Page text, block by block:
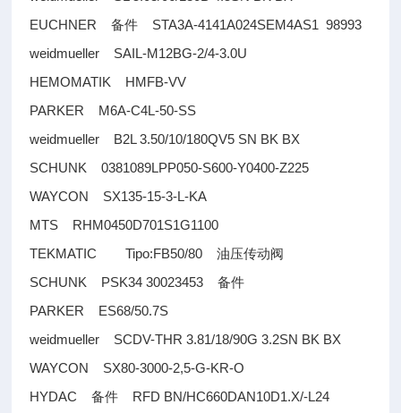
EUCHNER备件 STA3A-4141A024SEM4AS1 98993
weidmueller SAIL-M12BG-2/4-3.0U
HEMOMATIK HMFB-VV
PARKER M6A-C4L-50-SS
weidmueller B2L 3.50/10/180QV5 SN BK BX
SCHUNK 0381089LPP050-S600-Y0400-Z225
WAYCON SX135-15-3-L-KA
MTS RHM0450D701S1G1100
TEKMATIC Tipo:FB50/80油压传动阀
SCHUNK PSK34 30023453备件
PARKER ES68/50.7S
weidmueller SCDV-THR 3.81/18/90G 3.2SN BK BX
WAYCON SX80-3000-2,5-G-KR-O
HYDAC备件 RFD BN/HC660DAN10D1.X/-L24